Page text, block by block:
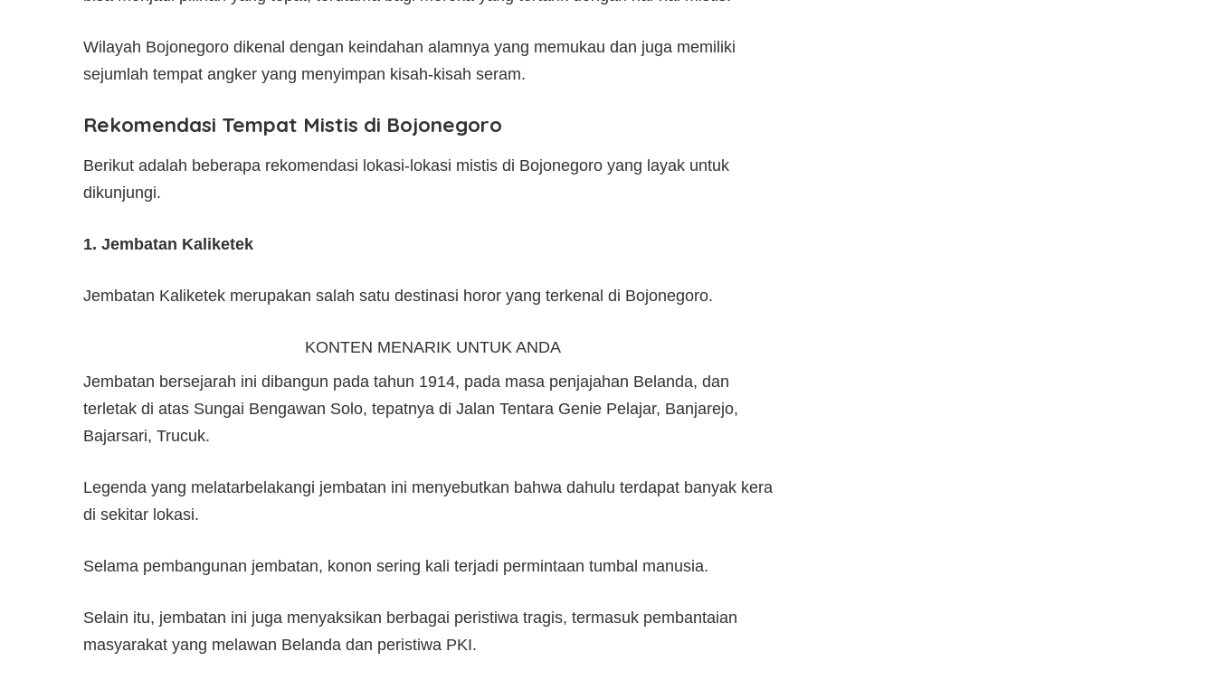
Wilayah Bojonegoro dikenal dengan keindahan alamnya yang memukau dan juga memiliki
sejumlah tempat angker yang menyimpan kisah-kisah seram.
Rekomendasi Tempat Mistis di Bojonegoro
Berikut adalah beberapa rekomendasi lokasi-lokasi mistis di Bojonegoro yang layak untuk
dikunjungi.
1. Jembatan Kaliketek
Jembatan Kaliketek merupakan salah satu destinasi horor yang terkenal di Bojonegoro.
KONTEN MENARIK UNTUK ANDA
Jembatan bersejarah ini dibangun pada tahun 1914, pada masa penjajahan Belanda, dan
terletak di atas Sungai Bengawan Solo, tepatnya di Jalan Tentara Genie Pelajar, Banjarejo,
Bajarsari, Trucuk.
Legenda yang melatarbelakangi jembatan ini menyebutkan bahwa dahulu terdapat banyak kera
di sekitar lokasi.
Selama pembangunan jembatan, konon sering kali terjadi permintaan tumbal manusia.
Selain itu, jembatan ini juga menyaksikan berbagai peristiwa tragis, termasuk pembantaian
masyarakat yang melawan Belanda dan peristiwa PKI.